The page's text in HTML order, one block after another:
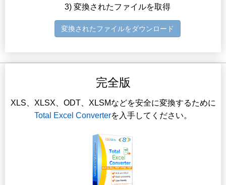
3) 変換されたファイルを取得
変換されたファイルをダウンロード
完全版
XLS、XLSX、ODT、XLSMなどを安全に変換するために
Total Excel Converterを入手してください。